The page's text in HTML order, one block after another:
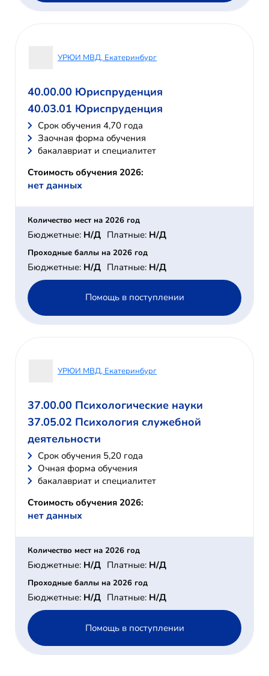
УРЮИ МВД, Екатеринбург
40.00.00 Юриспруденция
40.03.01 Юриспруденция
Cрок обучения 4,70 года
Заочная форма обучения
бакалавриат и специалитет
Стоимость обучения 2026:
нет данных
Количество мест на 2026 год
Бюджетные: Н/Д Платные: Н/Д
Проходные баллы на 2026 год
Бюджетные: Н/Д Платные: Н/Д
Помощь в поступлении
УРЮИ МВД, Екатеринбург
37.00.00 Психологические науки
37.05.02 Психология служебной
деятельности
Cрок обучения 5,20 года
Очная форма обучения
бакалавриат и специалитет
Стоимость обучения 2026:
нет данных
Количество мест на 2026 год
Бюджетные: Н/Д Платные: Н/Д
Проходные баллы на 2026 год
Бюджетные: Н/Д Платные: Н/Д
Помощь в поступлении